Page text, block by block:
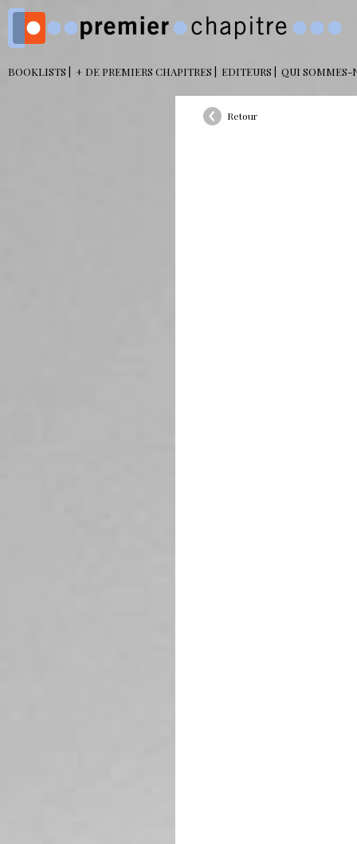
BOOKLISTS + DE PREMIERS CHAPITRES EDITEURS QUI SOMMES-
Retour